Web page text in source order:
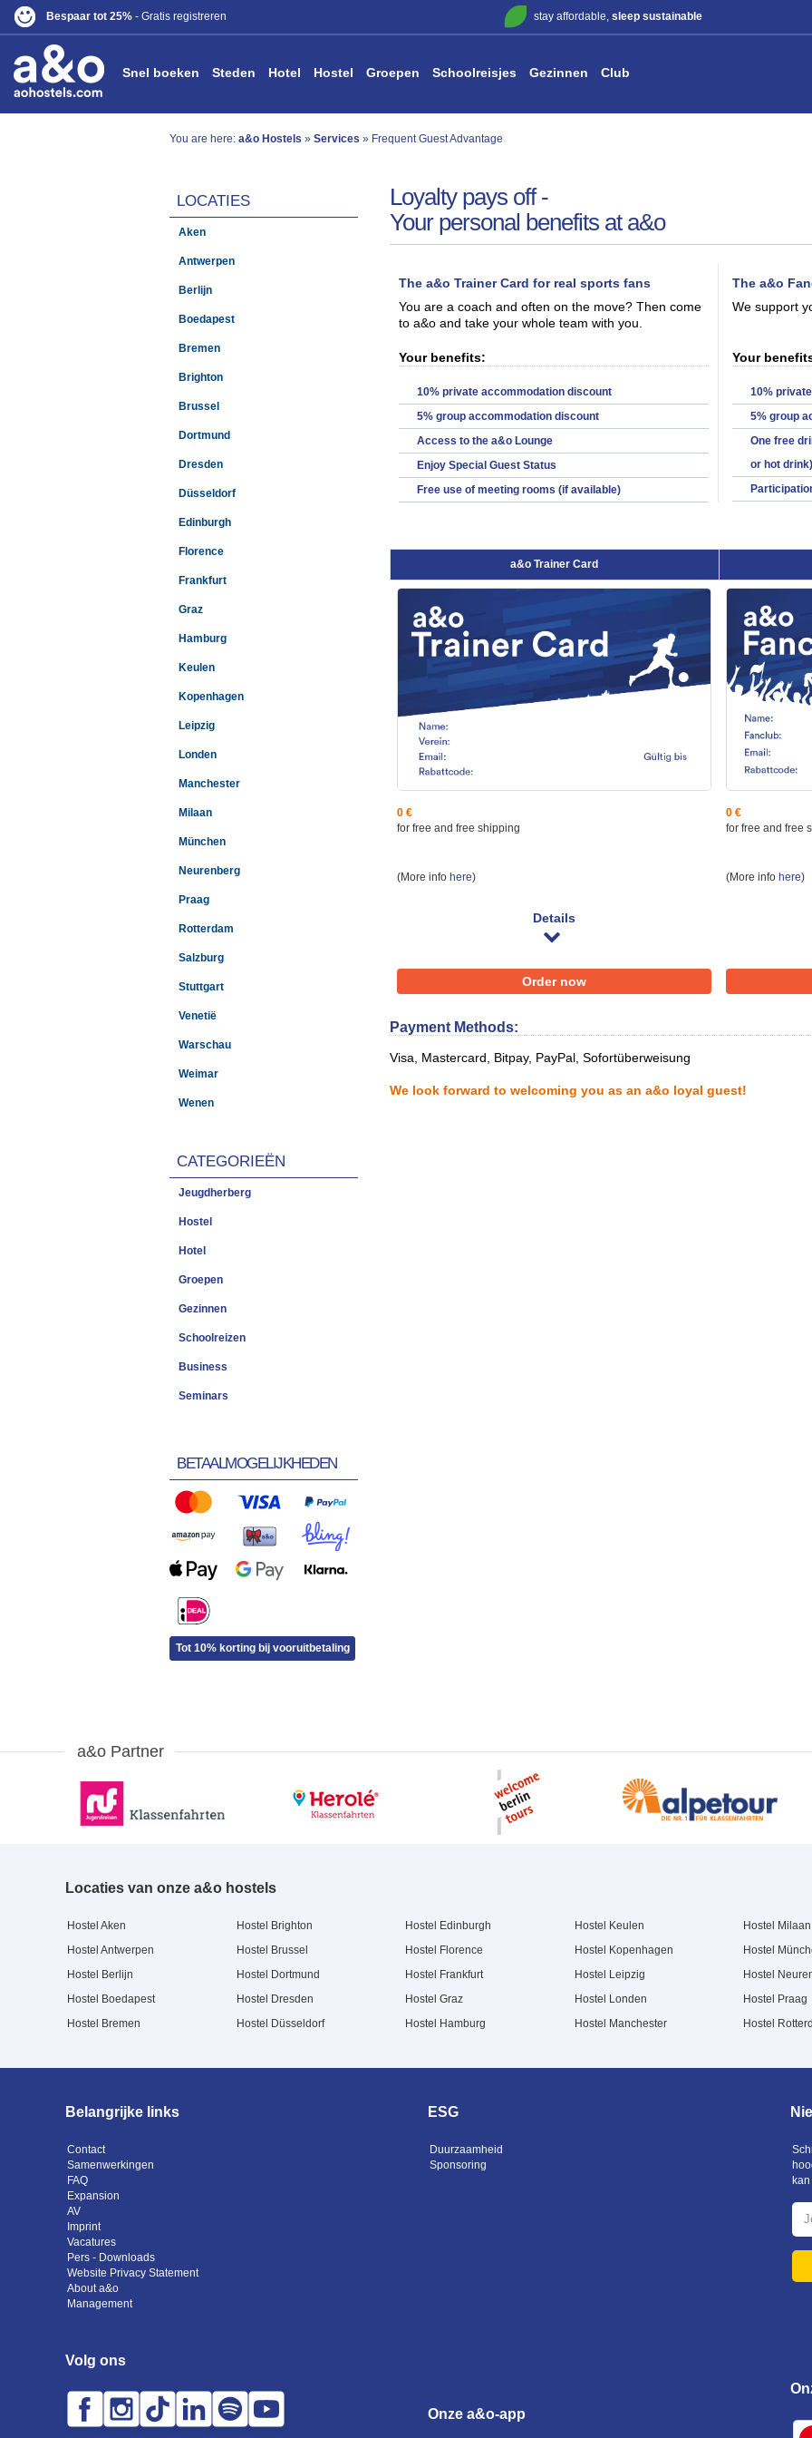
Bespaar tot 25% - Gratis registreren stay affordable, sleep sustainable
Snel boeken Steden Hotel Hostel Groepen Schoolreisjes Gezinnen Club
You are here: a&o Hostels » Services » Frequent Guest Advantage
LOCATIES
Aken
Antwerpen
Berlijn
Boedapest
Bremen
Brighton
Brussel
Dortmund
Dresden
Düsseldorf
Edinburgh
Florence
Frankfurt
Graz
Hamburg
Keulen
Kopenhagen
Leipzig
Londen
Manchester
Milaan
München
Neurenberg
Praag
Rotterdam
Salzburg
Stuttgart
Venetië
Warschau
Weimar
Wenen
CATEGORIEËN
Jeugdherberg
Hostel
Hotel
Groepen
Gezinnen
Schoolreizen
Business
Seminars
BETAALMOGELIJKHEDEN
Tot 10% korting bij vooruitbetaling
Loyalty pays off -
Your personal benefits at a&o
The a&o Trainer Card for real sports fans
You are a coach and often on the move? Then come
to a&o and take your whole team with you.
Your benefits:
10% private accommodation discount
5% group accommodation discount
Access to the a&o Lounge
Enjoy Special Guest Status
Free use of meeting rooms (if available)
The a&o
We support
Your
10%
5% group
One free
or hot drink)
a&o Trainer Card
0 €
for free and free shipping
(More info here)
0 €
for free and ​free
(More info here)
Details
Order now
Payment Methods:
Visa, Mastercard, Bitpay, PayPal, Sofortüberweisung
We look forward to welcoming you as an a&o loyal guest!
a&o Partner
Locaties van onze a&o hostels
Hostel Aken
Hostel Antwerpen
Hostel Berlijn
Hostel Boedapest
Hostel Bremen
Hostel Brighton
Hostel Brussel
Hostel Dortmund
Hostel Dresden
Hostel Düsseldorf
Hostel Edinburgh
Hostel Florence
Hostel Frankfurt
Hostel Graz
Hostel Hamburg
Hostel Keulen
Hostel Kopenhagen
Hostel Leipzig
Hostel Londen
Hostel Manchester
Hostel Milaan
Hostel
Hostel
Hostel Praag
Hostel
Belangrijke links
Contact
Samenwerkingen
FAQ
Expansion
AV
Imprint
Vacatures
Pers - Downloads
Website Privacy Statement
About a&o
Management
ESG
Duurzaamheid
Sponsoring
Volg ons
Onze a&o-app